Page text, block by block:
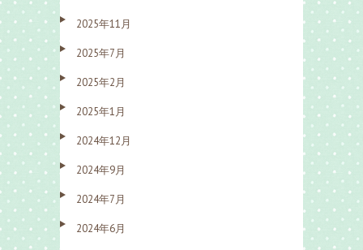
2025年11月
2025年7月
2025年2月
2025年1月
2024年12月
2024年9月
2024年7月
2024年6月